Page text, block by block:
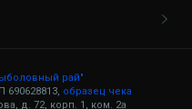
рай"
образец чека
д. 72, корп. 1, ком. 2а